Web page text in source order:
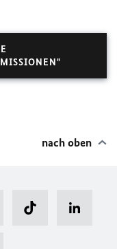
nach oben